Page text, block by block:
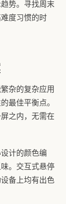
势。寻找周末
度习惯的时
杂的复杂应用
最佳平衡点。
之内，无需在
计的颜色编
。交互式悬停
备上均有出色